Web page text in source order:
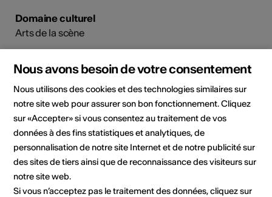
Domaine culturel
Arts de la scène
Madame
Bernadette Wintsch-Heinen
Oberdorfstrasse 3
3993 Grengiols
Mobile +41 (79) 748 5968
E-Mail
Site Internet
Nous avons besoin de votre consentement
Nous utilisons des cookies et des technologies similaires sur
notre site web pour assurer son bon fonctionnement. Cliquez
sur «Accepter» si vous consentez au traitement de vos
données à des fins statistiques et analytiques, de
personnalisation de notre site Internet et de notre publicité sur
des sites de tiers ainsi que de reconnaissance des visiteurs sur
notre site web.
Si vous n’acceptez pas le traitement des données, cliquez sur